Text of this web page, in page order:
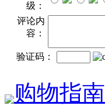
级：
评论内
容：
验证码：
购物指南